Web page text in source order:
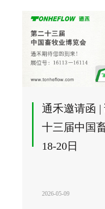
通禾邀请函 |
十三届中国
18-20日
2026-05-09